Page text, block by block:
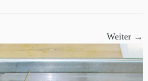
Weiter →